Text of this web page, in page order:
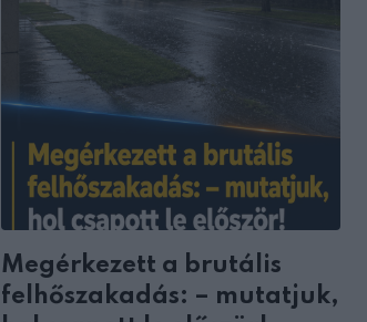
Megérkezett a brutális
felhőszakadás: – mutatjuk,